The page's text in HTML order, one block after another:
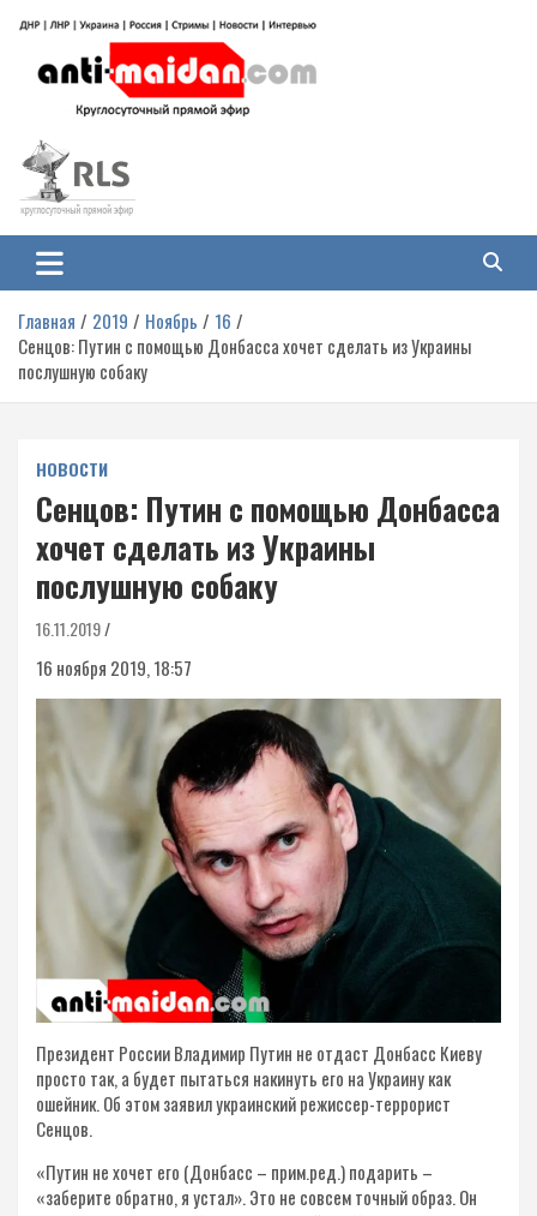
содержимому
Антимайдан: Гражданская война
на Украине
гражданской войне на Украине, включая события в Новороссии, ДНР,
ЛНР и других регионах.
Главная 2019 Ноябрь
16
Сенцов: Путин с помощью Донбасса хочет сделать из Украины
послушную собаку
НОВОСТИ
Сенцов: Путин с помощью Донбасса
хочет сделать из Украины
послушную собаку
16.11.2019
16 ноября 2019, 18:57
Президент России Владимир Путин не отдаст Донбасс Киеву
просто так, а будет пытаться накинуть его на Украину как
ошейник. Об этом заявил украинский режиссер-террорист
Сенцов.
«Путин не хочет его (Донбасс – прим.ред.) подарить –
«заберите обратно, я устал». Это не совсем точный образ. Он